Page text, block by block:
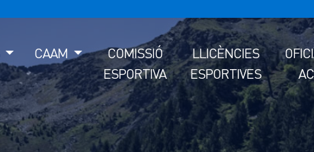
CAAM
COMISSIÓ
ESPORTIVA
LLICÈNCIES
ESPORTIVES